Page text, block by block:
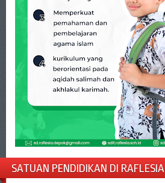
SATUAN PENDIDIKAN DI RAFLESIA